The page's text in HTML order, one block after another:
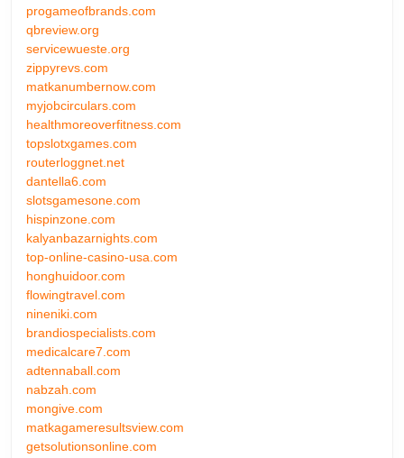
progameofbrands.com
qbreview.org
servicewueste.org
zippyrevs.com
matkanumbernow.com
myjobcirculars.com
healthmoreoverfitness.com
topslotxgames.com
routerloggnet.net
dantella6.com
slotsgamesone.com
hispinzone.com
kalyanbazarnights.com
top-online-casino-usa.com
honghuidoor.com
flowingtravel.com
nineniki.com
brandiospecialists.com
medicalcare7.com
adtennaball.com
nabzah.com
mongive.com
matkagameresultsview.com
getsolutionsonline.com